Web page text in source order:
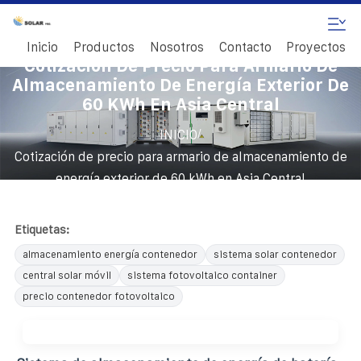
Inicio Productos Nosotros Contacto Proyectos
Cotización De Precio Para Armario De
Almacenamiento De Energía Exterior De
60 KWh En Asia Central
INICIO/
Cotización de precio para armario de almacenamiento de
energía exterior de 60 kWh en Asia Central
Etiquetas:
almacenamiento energía contenedor
sistema solar contenedor
central solar móvil
sistema fotovoltaico container
precio contenedor fotovoltaico